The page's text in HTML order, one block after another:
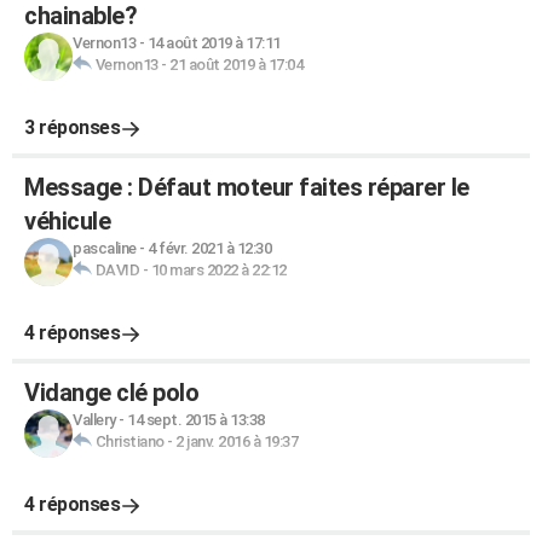
chainable?
Vernon13- 14 août 2019 à 17:11
Vernon13- 21 août 2019 à 17:04
3 réponses
Message : Défaut moteur faites réparer le
véhicule
pascaline- 4 févr. 2021 à 12:30
DAVID - 10 mars 2022 à 22:12
4 réponses
Vidange clé polo
Vallery- 14 sept. 2015 à 13:38
Christiano- 2 janv. 2016 à 19:37
4 réponses